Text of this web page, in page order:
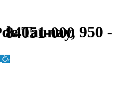
- CEP 84051-000